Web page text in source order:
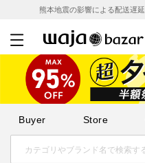
熊本地震の影響による配送遅延
Buyer Store